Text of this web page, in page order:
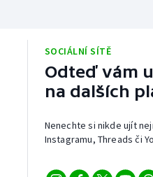
SOCIÁLNÍ SÍTĚ
Odteď vám
na dalších
Nenechte si nikde ujít
Instagramu, Threads či